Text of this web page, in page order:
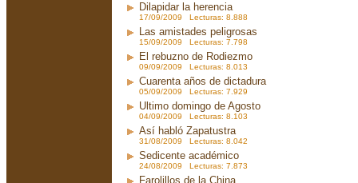
Dilapidar la herencia
17/09/2009 Lecturas: 8.888
Las amistades peligrosas
15/09/2009 Lecturas: 7.798
El rebuzno de Rodiezmo
09/09/2009 Lecturas: 8.013
Cuarenta años de dictadura
05/09/2009 Lecturas: 7.929
Ultimo domingo de Agosto
04/09/2009 Lecturas: 8.103
Así habló Zapatustra
31/08/2009 Lecturas: 8.042
Sedicente académico
24/08/2009 Lecturas: 7.873
Farolillos de la China